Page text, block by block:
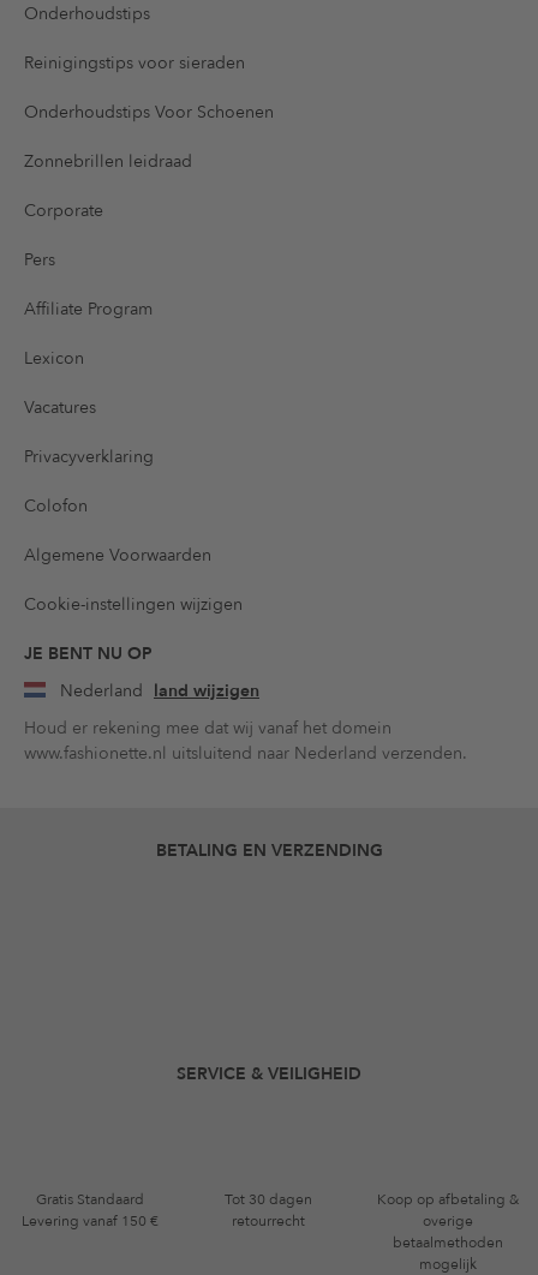
Onderhoudstips
Reinigingstips voor sieraden
Onderhoudstips Voor Schoenen
Zonnebrillen leidraad
Corporate
Pers
Affiliate Program
Lexicon
Vacatures
Privacyverklaring
Colofon
Algemene Voorwaarden
Cookie-instellingen wijzigen
JE BENT NU OP
Nederland land wijzigen
Houd er rekening mee dat wij vanaf het domein
www.fashionette.nl uitsluitend naar Nederland verzenden.
BETALING EN VERZENDING
SERVICE & VEILIGHEID
Gratis Standaard
Levering vanaf 150 €
Tot 30 dagen
retourrecht
Koop op afbetaling &
overige
betaalmethoden
mogelijk